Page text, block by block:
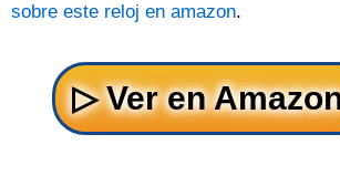
sobre este reloj en amazon.